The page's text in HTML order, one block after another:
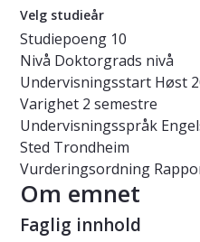
Velg studieår
Studiepoeng 10
Nivå Doktorgrads nivå
Undervisningsstart Høst
Varighet 2 semestre
Undervisningsspråk
Sted Trondheim
Vurderingsordning
Om emnet
Faglig innhold